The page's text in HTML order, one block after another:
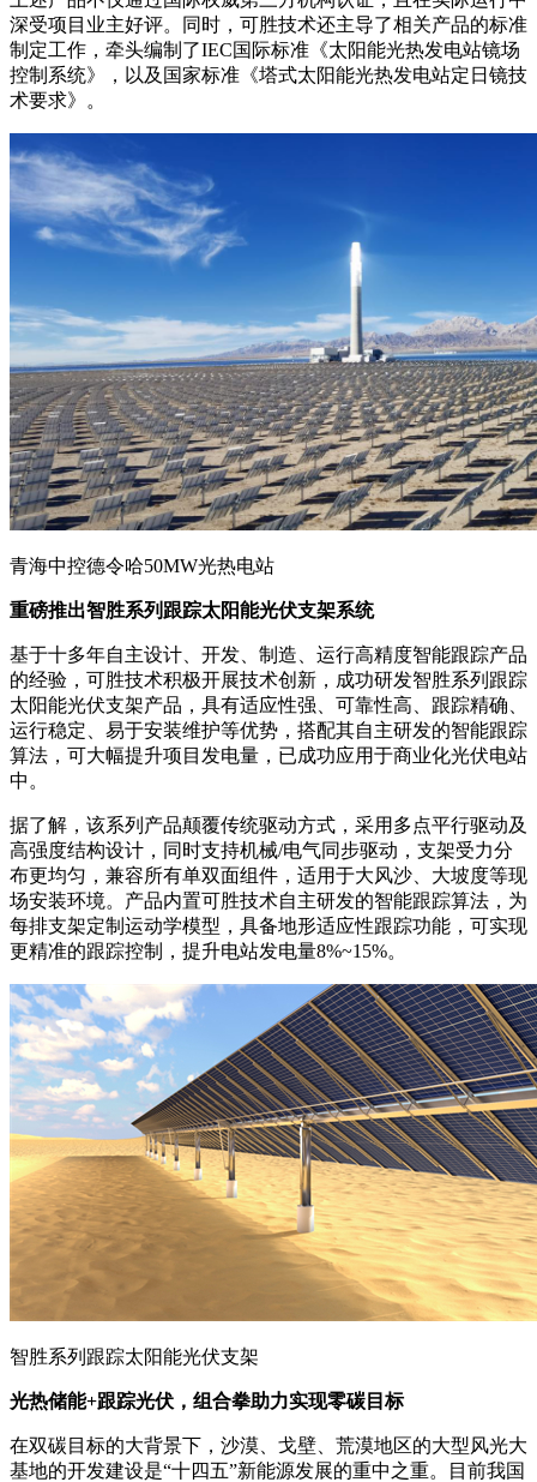
深受项目业主好评。同时，可胜技术还主导了相关产品的标准
制定工作，牵头编制了IEC国际标准《太阳能光热发电站镜场
控制系统》，以及国家标准《塔式太阳能光热发电站定日镜技
术要求》。
青海中控德令哈50MW光热电站
重磅推出智胜系列跟踪太阳能光伏支架系统
基于十多年自主设计、开发、制造、运行高精度智能跟踪产品
的经验，可胜技术积极开展技术创新，成功研发智胜系列跟踪
太阳能光伏支架产品，具有适应性强、可靠性高、跟踪精确、
运行稳定、易于安装维护等优势，搭配其自主研发的智能跟踪
算法，可大幅提升项目发电量，已成功应用于商业化光伏电站
中。
据了解，该系列产品颠覆传统驱动方式，采用多点平行驱动及
高强度结构设计，同时支持机械/电气同步驱动，支架受力分
布更均匀，兼容所有单双面组件，适用于大风沙、大坡度等现
场安装环境。产品内置可胜技术自主研发的智能跟踪算法，为
每排支架定制运动学模型，具备地形适应性跟踪功能，可实现
更精准的跟踪控制，提升电站发电量8%~15%。
智胜系列跟踪太阳能光伏支架
光热储能+跟踪光伏，组合拳助力实现零碳目标
在双碳目标的大背景下，沙漠、戈壁、荒漠地区的大型风光大
基地的开发建设是“十四五”新能源发展的重中之重。目前我国